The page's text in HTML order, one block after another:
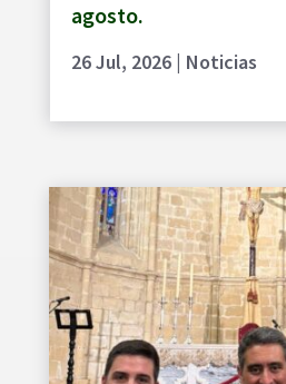
agosto.
26 Jul, 2026| Noticias